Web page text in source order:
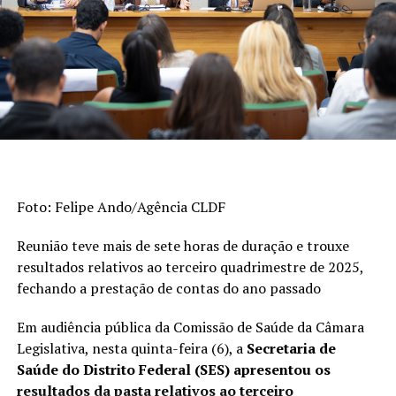
pelo Censo Escolar. Os indicadores são divulgados a cada
dois anos. A escala do Ideb varia de 0 a 10.
>> Veja abaixo os indicadores do
ensino fundamental
para 6,3, superando a meta (6). Em 2005, era
Esta foi a etapa da educação básica que
registrou o avanço mais expressivo na série
histórica de 20 anos.
Quando considerados os anos finais do ensino
fundamental (6º ao 9º ano), o desempenho
subiu de 5 para 5,3, mas ficou abaixo da meta
Foto: Felipe Ando/Agência CLDF
Reunião teve mais de sete horas de duração e trouxe
resultados relativos ao terceiro quadrimestre de 2025,
fechando a prestação de contas do ano passado
Em audiência pública da Comissão de Saúde da Câmara
Legislativa, nesta quinta-feira (6), a Secretaria de
Saúde do Distrito Federal (SES) apresentou os
resultados da pasta relativos ao terceiro